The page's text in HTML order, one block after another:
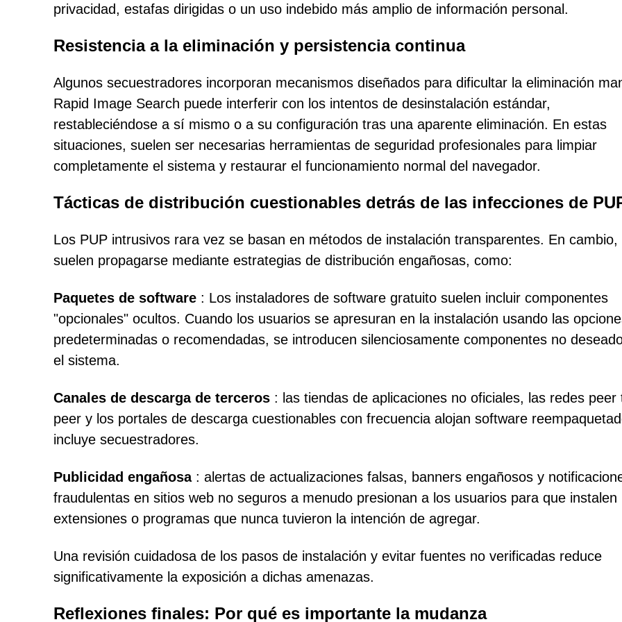
privacidad, estafas dirigidas o un uso indebido más amplio de información personal.
Resistencia a la eliminación y persistencia continua
Algunos secuestradores incorporan mecanismos diseñados para dificultar la eliminación
Rapid Image Search puede interferir con los intentos de desinstalación estándar,
restableciéndose a sí mismo o a su configuración tras una aparente eliminación. En estas
situaciones, suelen ser necesarias herramientas de seguridad profesionales para limpiar
completamente el sistema y restaurar el funcionamiento normal del navegador.
Tácticas de distribución cuestionables detrás de las infecciones de
Los PUP intrusivos rara vez se basan en métodos de instalación transparentes. En cambio,
suelen propagarse mediante estrategias de distribución engañosas, como:
Paquetes de software : Los instaladores de software gratuito suelen incluir componentes
"opcionales" ocultos. Cuando los usuarios se apresuran en la instalación usando las
predeterminadas o recomendadas, se introducen silenciosamente componentes no
el sistema.
Canales de descarga de terceros : las tiendas de aplicaciones no oficiales, las redes peer
peer y los portales de descarga cuestionables con frecuencia alojan software
incluye secuestradores.
Publicidad engañosa: alertas de actualizaciones falsas, banners engañosos y
fraudulentas en sitios web no seguros a menudo presionan a los usuarios para que instalen
extensiones o programas que nunca tuvieron la intención de agregar.
Una revisión cuidadosa de los pasos de instalación y evitar fuentes no verificadas reduce
significativamente la exposición a dichas amenazas.
Reflexiones finales: Por qué es importante la mudanza